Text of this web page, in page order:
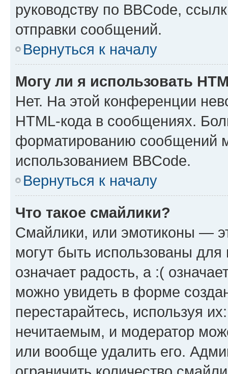
руководству по BBCode,
отправки сообщений.
Вернуться к началу
Могу ли я использовать
Нет. На этой конференции
HTML-кода в сообщениях.
форматированию сообщений
использованием BBCode.
Вернуться к началу
Что такое смайлики?
Смайлики, или эмотиконы —
могут быть использованы
означает радость, а :(
можно увидеть в форме
перестарайтесь, используя
нечитаемым, и модератор
или вообще удалить его.